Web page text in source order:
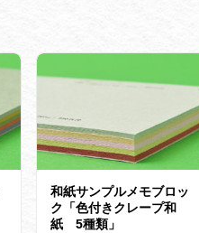
和紙サンプルメモブロッ
ク「色付きクレープ和
紙 5種類」